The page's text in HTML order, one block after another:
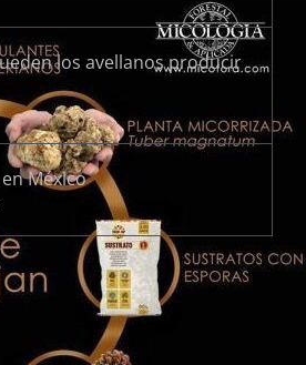
los avellanos producir
México